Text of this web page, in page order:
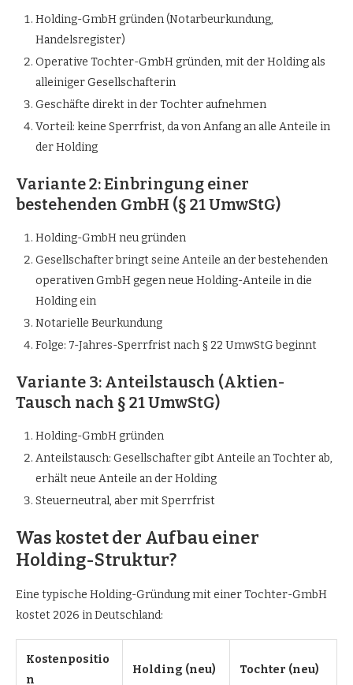
Holding-GmbH gründen (Notarbeurkundung,
Handelsregister)
Operative Tochter-GmbH gründen, mit der Holding als
alleiniger Gesellschafterin
Geschäfte direkt in der Tochter aufnehmen
Vorteil: keine Sperrfrist, da von Anfang an alle Anteile in
der Holding
Variante 2: Einbringung einer
bestehenden GmbH (§ 21 UmwStG)
Holding-GmbH neu gründen
Gesellschafter bringt seine Anteile an der bestehenden
operativen GmbH gegen neue Holding-Anteile in die
Holding ein
Notarielle Beurkundung
Folge: 7-Jahres-Sperrfrist nach § 22 UmwStG beginnt
Variante 3: Anteilstausch (Aktien-
Tausch nach § 21 UmwStG)
Holding-GmbH gründen
Anteilstausch: Gesellschafter gibt Anteile an Tochter ab,
erhält neue Anteile an der Holding
Steuerneutral, aber mit Sperrfrist
Was kostet der Aufbau einer
Holding-Struktur?
Eine typische Holding-Gründung mit einer Tochter-GmbH
kostet 2026 in Deutschland:
Kostenpositio
n
Holding (neu) Tochter (neu)